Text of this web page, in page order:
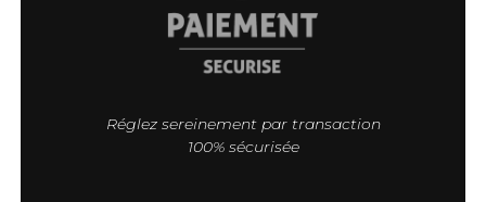
Réglez sereinement par transaction
100% sécurisée